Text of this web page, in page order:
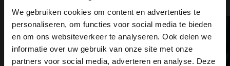
We gebruiken cookies om content en advertenties te
personaliseren, om functies voor social media te bieden
en om ons websiteverkeer te analyseren. Ook delen we
informatie over uw gebruik van onze site met onze
partners voor social media, adverteren en analyse. Deze